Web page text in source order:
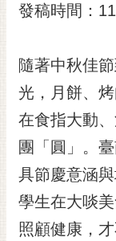
主題服務
市政資訊
市民互動
黃
偉
哲
螢
光
發稿時間：
隨著中秋佳
光，月餅、
在食指大動
團「圓」。
具節慶意涵
學生在大啖
照顧健康，